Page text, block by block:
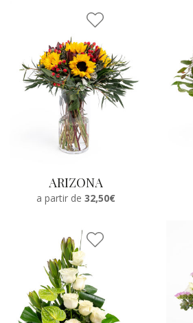
ARIZONA
a partir de 32,50€